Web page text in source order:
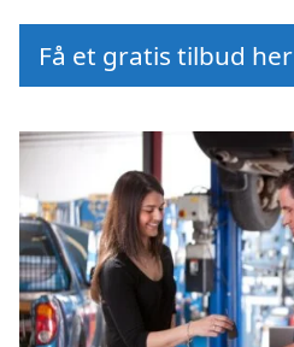
Få et gratis tilbud her